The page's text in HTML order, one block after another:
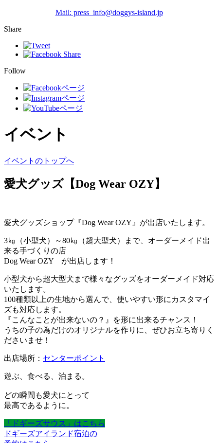
Mail: press_info@doggys-island.jp
Share
Follow
イベント
イベントのトップへ
愛犬グッズ【Dog Wear OZY】
愛犬グッズショップ『Dog Wear OZY』が出店いたします。
3㎏（小型犬）～80㎏（超大型犬）まで、オーダーメイド出
来る手づくりの店
Dog Wear OZY が出店します！
小型犬から超大型犬まで様々なグッズをオーダーメイド対応
いたします。
100種類以上の生地から選んで、使いやすい形にカスタマイ
ズも対応します。
『こんなことが出来ないの？』を形に出来るチャンス！
うちの子の為だけのオリジナルを作りに、ぜひお立ち寄りく
ださいませ！
出店場所： センターポイント
遊ぶ、食べる、泊まる。
どの瞬間も愛犬にとって
最高であるように。
「ドギーズサウス」はこちら
ドギーズアイランド宿泊の